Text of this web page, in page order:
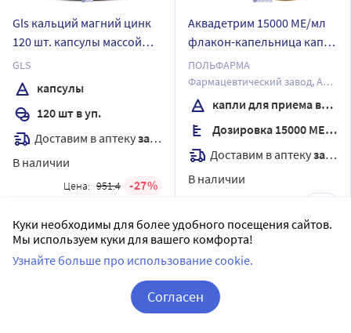
Gls кальций магний цинк
120 шт. капсулы массой
750 мг
GLS
капсулы
120 шт в уп.
Доставим в аптекузавтра
В наличии
Цена: 951.4 27
Купить
Аквадетрим 15000 МЕ/мл
флакон-капельница капли
для приема внутрь 10 мл
ПОЛЬФАРМА
Фармацевтический завод, АО
Отдел Медана в Серадзе
капли для приема внутрь
Дозировка 15000 МЕ/мл
Доставим в аптекузавтра
В наличии
239.40
Куки необходимы для более удобного посещения сайтов.
Мы используем куки для вашего комфорта!
Узнайте больше про использование cookie.
Согласен